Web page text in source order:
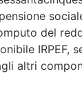
del
IRPEF,
altri